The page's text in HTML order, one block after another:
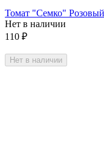
Томат "Семко"
Нет в наличии
110 ₽
Нет в наличии